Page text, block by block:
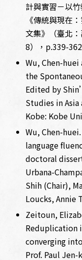
計與實習－以
《傳統與現在
文集》（臺北
8），p.339-362
Wu, Chen-huei
the
Edited by
Studies in
Kobe: Kobe
Wu, Chen-
language
doctoral
Urbana-
Shih (Chair),
Loucks, Annie
Zeitoun,
Reduplication
converging
Prof. Paul